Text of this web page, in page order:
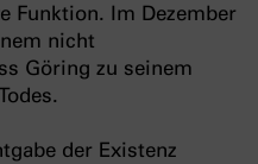
Funktion. Im Dezember
nicht
Göring zu seinem
der Existenz